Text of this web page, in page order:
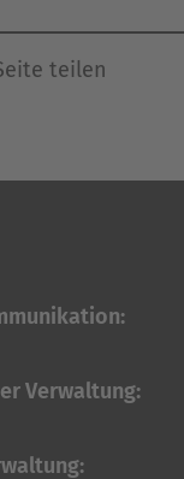
teilen
Verwaltung: